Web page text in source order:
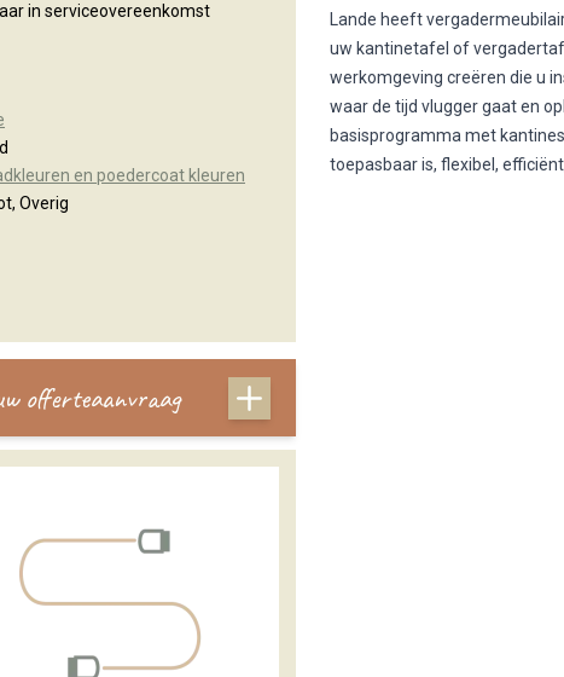
in serviceovereenkomst
en poedercoat kleuren
Overig
offerteaanvraag
Lande heeft
uw kantinetafel of
werkomgeving creëren die u
waar de tijd vlugger gaat en
basisprogramma met
toepasbaar is, flexibel,